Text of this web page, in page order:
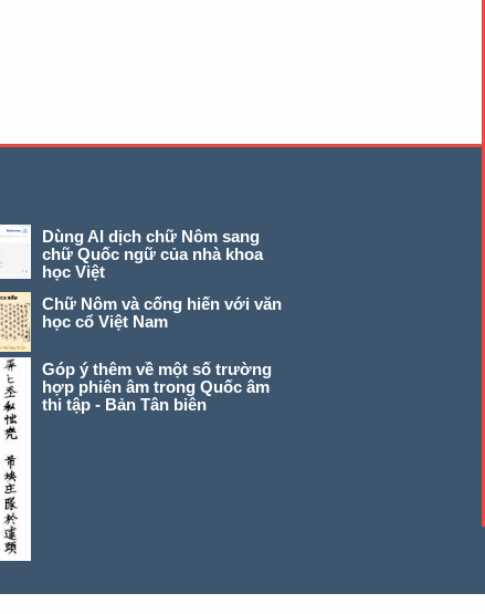
Dùng AI dịch chữ Nôm sang
chữ Quốc ngữ của nhà khoa
học Việt
Chữ Nôm và cống hiến với văn
học cổ Việt Nam
Góp ý thêm về một số trường
hợp phiên âm trong Quốc âm
thi tập - Bản Tân biên